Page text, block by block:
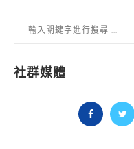
社群媒體